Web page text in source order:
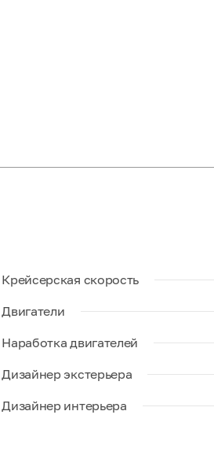
Крейсерская скорость
Двигатели
Наработка двигателей
Дизайнер экстерьера
Дизайнер интерьера